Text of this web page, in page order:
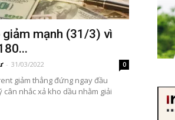
giảm mạnh (31/3) vì
- 31/03/2022 0
giảm thẳng đứng ngay đầu
cân nhắc xả kho dầu nhằm giải